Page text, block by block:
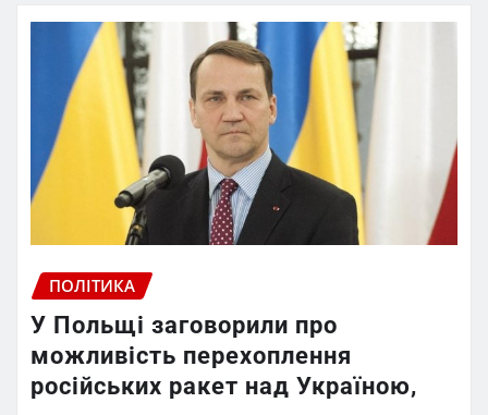
ПОЛІТИКА
У Польщі заговорили про
можливість перехоплення
російських ракет над Україною,